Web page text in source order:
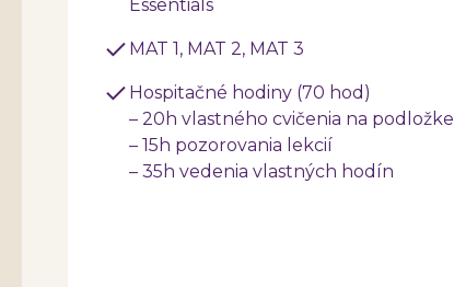
Essentials
MAT 1, MAT 2, MAT 3
Hospitačné hodiny (70 hod)
– 20h vlastného cvičenia na podložke
– 15h pozorovania lekcií
– 35h vedenia vlastných hodín